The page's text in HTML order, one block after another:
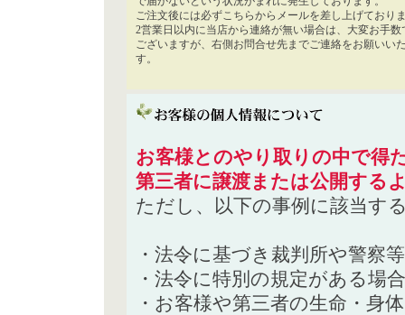
ご注文後には必ずこちらからメールを差し上げており
2営業日以内に当店から連絡が無い場合は、大変お手数
ございますが、右側お問合せ先までご連絡をお願いい
す。
お客様とのやり取りの中で得
第三者に譲渡または公開する
ただし、以下の事例に該当す
・法令に基づき裁判所や警察
・法令に特別の規定がある場合
・お客様や第三者の生命・身